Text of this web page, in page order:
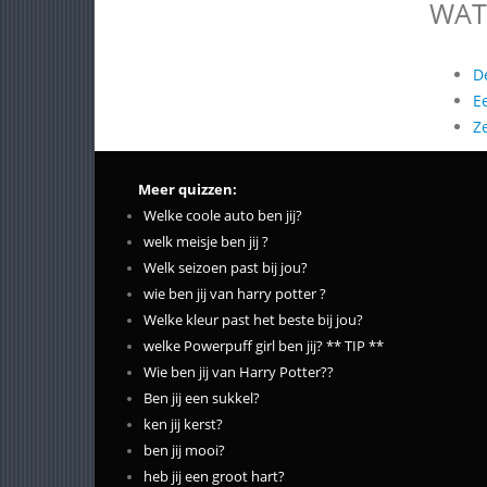
Meer quizzen:
Welke coole auto ben jij?
welk meisje ben jij ?
Welk seizoen past bij jou?
wie ben jij van harry potter ?
Welke kleur past het beste bij jou?
welke Powerpuff girl ben jij? ** TIP **
Wie ben jij van Harry Potter??
Ben jij een sukkel?
ken jij kerst?
ben jij mooi?
heb jij een groot hart?